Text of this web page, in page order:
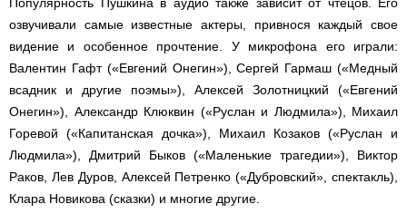
озвучивали самые известные актеры, привнося каждый свое
видение и особенное прочтение. У микрофона его играли:
Валентин Гафт («Евгений Онегин»), Сергей Гармаш («Медный
всадник и другие поэмы»), Алексей Золотницкий («Евгений
Онегин»), Александр Клюквин («Руслан и Людмила»), Михаил
Горевой («Капитанская дочка»), Михаил Козаков («Руслан и
Людмила»), Дмитрий Быков («Маленькие трагедии»), Виктор
Раков, Лев Дуров, Алексей Петренко («Дубровский», спектакль),
Клара Новикова (сказки) и многие другие.